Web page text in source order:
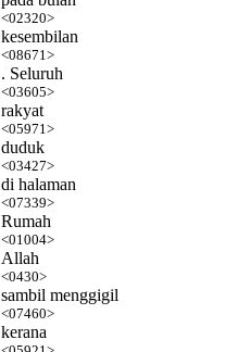
<02320>
kesembilan
<08671>
. Seluruh
<03605>
rakyat
<05971>
duduk
<03427>
di halaman
<07339>
Rumah
<01004>
Allah
<0430>
sambil menggigil
<07460>
kerana